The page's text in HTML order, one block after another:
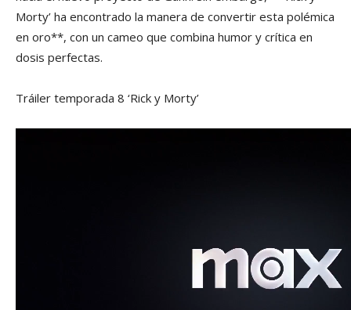
Morty’ ha encontrado la manera de convertir esta polémica
en oro**, con un cameo que combina humor y crítica en
dosis perfectas.
Tráiler temporada 8 ‘Rick y Morty’